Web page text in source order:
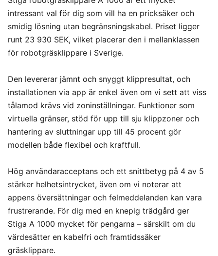
intressant val för dig som vill ha en pricksäker och
smidig lösning utan begränsningskabel. Priset ligger
runt 23 930 SEK, vilket placerar den i mellanklassen
för robotgräsklippare i Sverige.
Den levererar jämnt och snyggt klippresultat, och
installationen via app är enkel även om vi sett att viss
tålamod krävs vid zoninställningar. Funktioner som
virtuella gränser, stöd för upp till sju klippzoner och
hantering av sluttningar upp till 45 procent gör
modellen både flexibel och kraftfull.
Hög användaracceptans och ett snittbetyg på 4 av 5
stärker helhetsintrycket, även om vi noterar att
appens översättningar och felmeddelanden kan vara
frustrerande. För dig med en knepig trädgård ger
Stiga A 1000 mycket för pengarna – särskilt om du
värdesätter en kabelfri och framtidssäker
gräsklippare.